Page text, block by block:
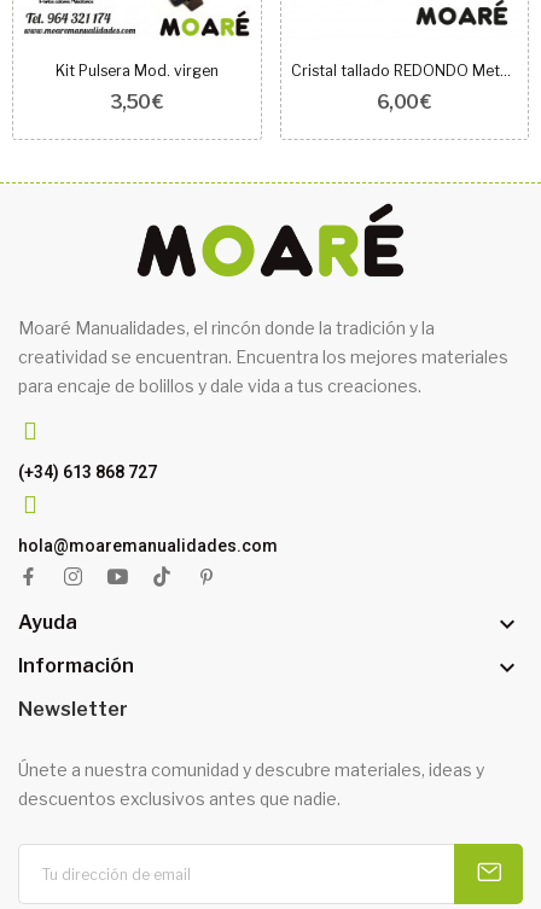
Kit Pulsera Mod. virgen
3,50 €
Cristal tallado REDONDO Metálico TRANSPARENTE/...
6,00 €
Moaré Manualidades, el rincón donde la tradición y la
creatividad se encuentran. Encuentra los mejores materiales
para encaje de bolillos y dale vida a tus creaciones.
(+34) 613 868 727
hola@moaremanualidades.com
Ayuda 
Información 
Newsletter
Únete a nuestra comunidad y descubre materiales, ideas y
descuentos exclusivos antes que nadie.